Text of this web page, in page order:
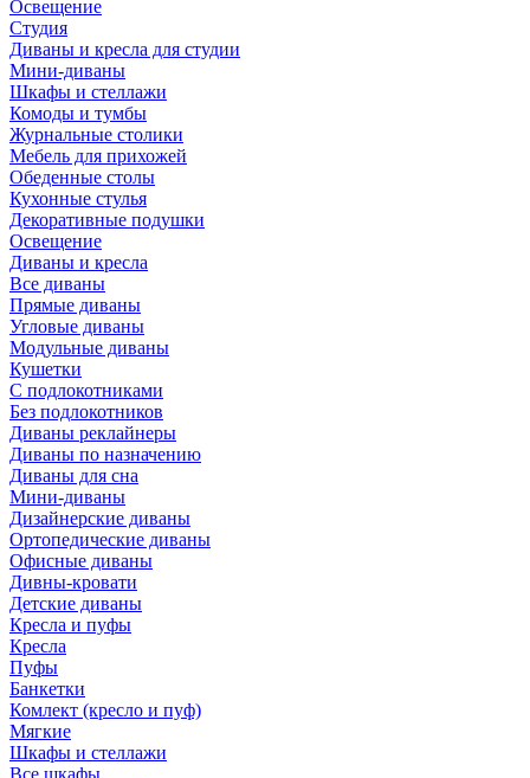
Освещение
Студия
Диваны и кресла для студии
Мини-диваны
Шкафы и стеллажи
Комоды и тумбы
Журнальные столики
Мебель для прихожей
Обеденные столы
Кухонные стулья
Декоративные подушки
Освещение
Диваны и кресла
Все диваны
Прямые диваны
Угловые диваны
Модульные диваны
Кушетки
С подлокотниками
Без подлокотников
Диваны реклайнеры
Диваны по назначению
Диваны для сна
Мини-диваны
Дизайнерские диваны
Ортопедические диваны
Офисные диваны
Дивны-кровати
Детские диваны
Кресла и пуфы
Кресла
Пуфы
Банкетки
Комлект (кресло и пуф)
Мягкие
Шкафы и стеллажи
Все шкафы